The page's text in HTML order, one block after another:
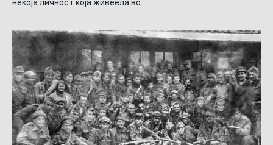
некоја личност која живеела во…